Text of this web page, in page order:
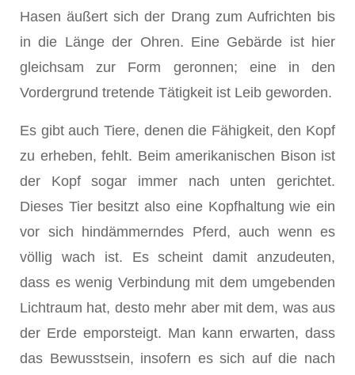
Hasen äußert sich der Drang zum Aufrichten bis
in die Länge der Ohren. Eine Gebärde ist hier
gleichsam zur Form geronnen; eine in den
Vordergrund tretende Tätigkeit ist Leib geworden.
Es gibt auch Tiere, denen die Fähigkeit, den Kopf
zu erheben, fehlt. Beim amerikanischen Bison ist
der Kopf sogar immer nach unten gerichtet.
Dieses Tier besitzt also eine Kopfhaltung wie ein
vor sich hindämmerndes Pferd, auch wenn es
völlig wach ist. Es scheint damit anzudeuten,
dass es wenig Verbindung mit dem umgebenden
Lichtraum hat, desto mehr aber mit dem, was aus
der Erde emporsteigt. Man kann erwarten, dass
das Bewusstsein, insofern es sich auf die nach